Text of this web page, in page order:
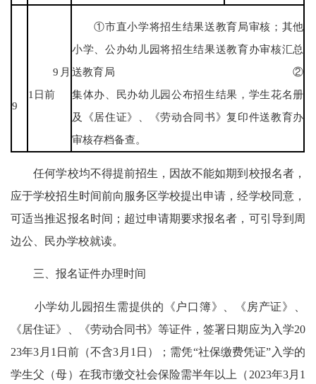
9
9月
1日前
①市直小学将招生结果送教育局审核；其他
小学、公办幼儿园将招生结果送教育办审核汇总
送教育局 ②
集体办、民办幼儿园公布招生结果，学生花名册
及《居住证》、《劳动合同书》复印件送教育办
审核存档备查。
任何学校均不得提前招生，因故不能如期到校报名者，
应于学校招生时间前向服务区学校提出申请，经学校同意，
可适当推迟报名时间；超过申请期要求报名者，可引导到周
边公、民办学校就读。
三、报名证件办理时间
小学幼儿园招生需提供的《户口簿》、《房产证》、
《居住证》、《劳动合同书》等证件，签署日期应为入学20
23年3月1日前（不含3月1日）；需凭“社保缴费凭证”入学的
学生父（母）在我市缴交社会保险需半年以上（2023年3月1